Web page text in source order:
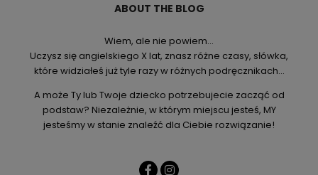
ABOUT THE BLOG
Wiem, ale nie powiem…
Uczysz się angielskiego X lat, znasz różne czasy, słówka,
które widziałeś już tyle razy w różnych podręcznikach…
A może Ty lub Twoje dziecko potrzebujecie zacząć od
podstaw? Niezależnie, w którym miejscu jesteś, MY
jesteśmy w stanie znaleźć dla Ciebie rozwiązanie!